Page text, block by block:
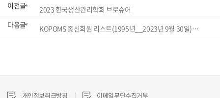
이전글
2023 한국생산관리학회 브로슈어
다음글
KOPOMS 종신회원 리스트(1995년__2023년 9월 30일)기준
개인정보취급방침 이메일무단수집거부